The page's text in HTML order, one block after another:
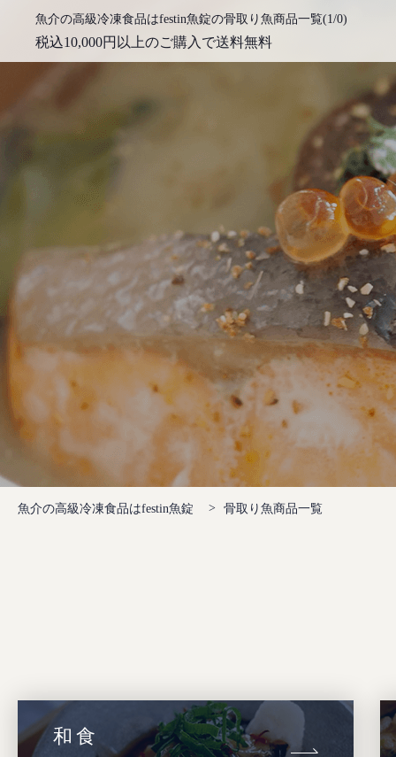
魚介の高級冷凍食品はfestin魚錠の骨取り魚商品一覧(1/0)
税込10,000円以上のご購入で送料無料
魚介の高級冷凍食品はfestin魚錠 骨取り魚商品一覧
和食